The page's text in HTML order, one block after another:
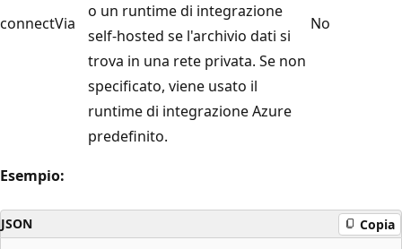
connectVia
o un runtime di integrazione
self-hosted se l'archivio dati si
trova in una rete privata. Se non
specificato, viene usato il
runtime di integrazione Azure
predefinito.
No
Esempio:
JSON Copia